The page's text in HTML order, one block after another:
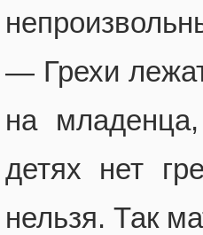
— Грехи
на
детях нет
нельзя. Так